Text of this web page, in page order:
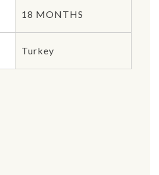
18 MONTHS
Turkey